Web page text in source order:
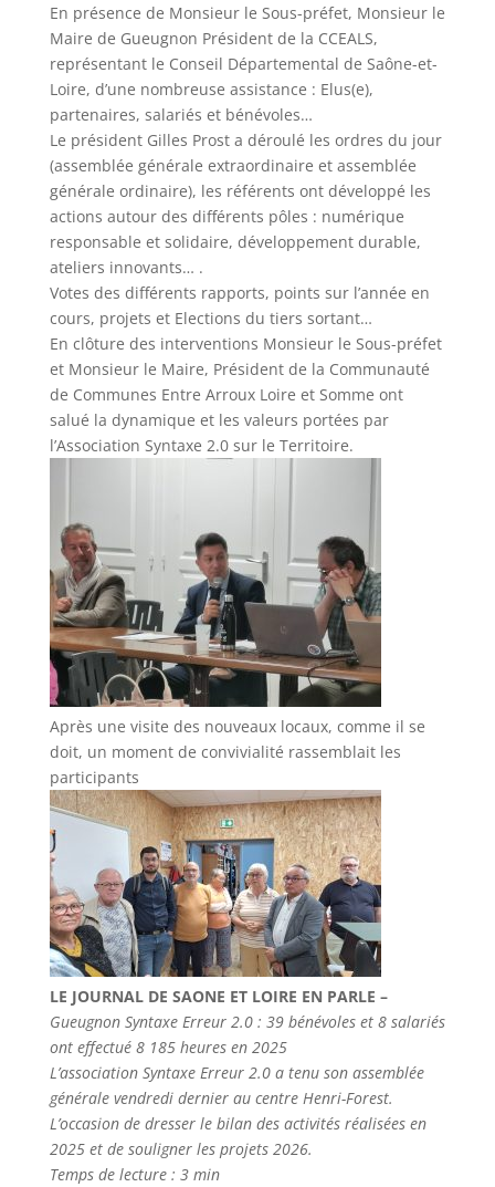
En présence de Monsieur le Sous-préfet, Monsieur le
Maire de Gueugnon Président de la CCEALS,
représentant le Conseil Départemental de Saône-et-
Loire, d’une nombreuse assistance : Elus(e),
partenaires, salariés et bénévoles…
Le président Gilles Prost a déroulé les ordres du jour
(assemblée générale extraordinaire et assemblée
générale ordinaire), les référents ont développé les
actions autour des différents pôles : numérique
responsable et solidaire, développement durable,
ateliers innovants… .
Votes des différents rapports, points sur l’année en
cours, projets et Elections du tiers sortant…
En clôture des interventions Monsieur le Sous-préfet
et Monsieur le Maire, Président de la Communauté
de Communes Entre Arroux Loire et Somme ont
salué la dynamique et les valeurs portées par
l’Association Syntaxe 2.0 sur le Territoire.
Après une visite des nouveaux locaux, comme il se
doit, un moment de convivialité rassemblait les
participants
LE JOURNAL DE SAONE ET LOIRE EN PARLE –
Gueugnon Syntaxe Erreur 2.0 : 39 bénévoles et 8 salariés
ont effectué 8 185 heures en 2025
L’association Syntaxe Erreur 2.0 a tenu son assemblée
générale vendredi dernier au centre Henri-Forest.
L’occasion de dresser le bilan des activités réalisées en
2025 et de souligner les projets 2026.
Temps de lecture : 3 min